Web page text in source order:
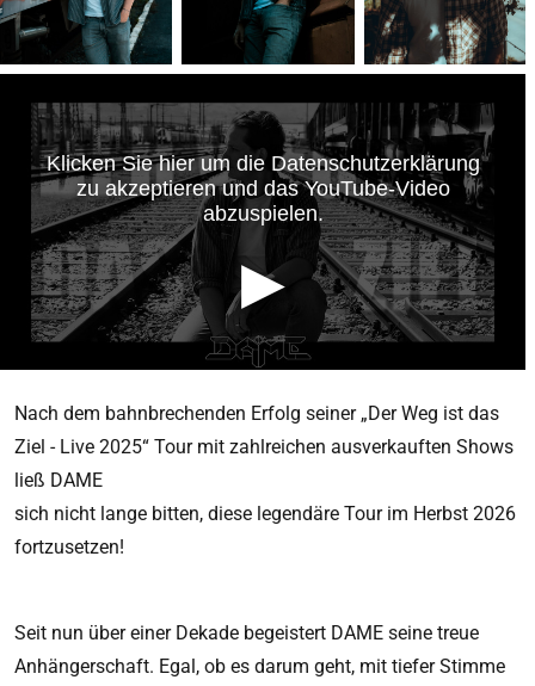
Nach dem bahnbrechenden Erfolg seiner „Der Weg ist das
Ziel - Live 2025“ Tour mit zahlreichen ausverkauften Shows
ließ DAME
sich nicht lange bitten, diese legendäre Tour im Herbst 2026
fortzusetzen!
Seit nun über einer Dekade begeistert DAME seine treue
Anhängerschaft. Egal, ob es darum geht, mit tiefer Stimme